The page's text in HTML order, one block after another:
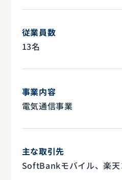
従業員数
13名
事業内容
電気通信事業
主な取引先
SoftBankモバイル、楽